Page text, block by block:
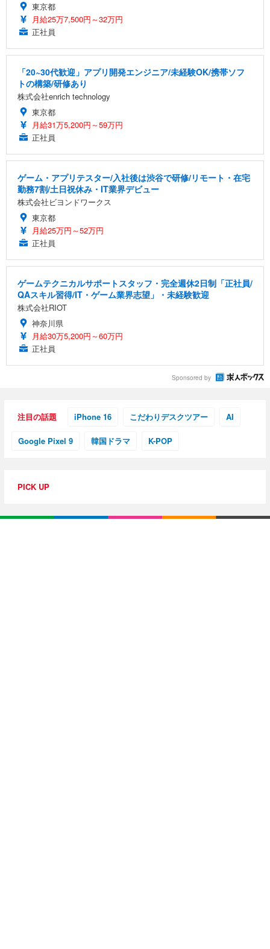
東京都
月給25万7,500円～32万円
正社員
「20~30代歓迎」アプリ開発エンジニア/未経験OK/携帯ソフ
トの構築/研修あり
株式会社enrich technology
東京都
月給31万5,200円～59万円
正社員
ゲーム・アプリテスター/入社後は渋谷で研修/リモート・在宅
勤務7割/土日祝休み・IT業界デビュー
株式会社ビヨンドワークス
東京都
月給25万円～52万円
正社員
ゲームテクニカルサポートスタッフ・完全週休2日制「正社員/
QAスキル習得/IT・ゲーム業界志望」・未経験歓迎
株式会社RIOT
神奈川県
月給30万5,200円～60万円
正社員
Sponsored by
注目の話題 iPhone 16 こだわりデスクツアー AI
Google Pixel 9 韓国ドラマ K-POP
PICK UP